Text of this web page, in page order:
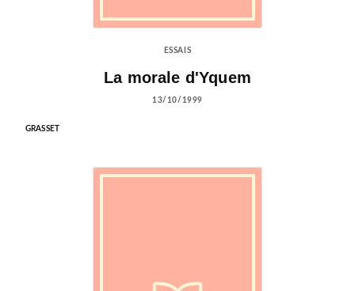
ESSAIS
La morale d'Yquem
13/10/1999
GRASSET